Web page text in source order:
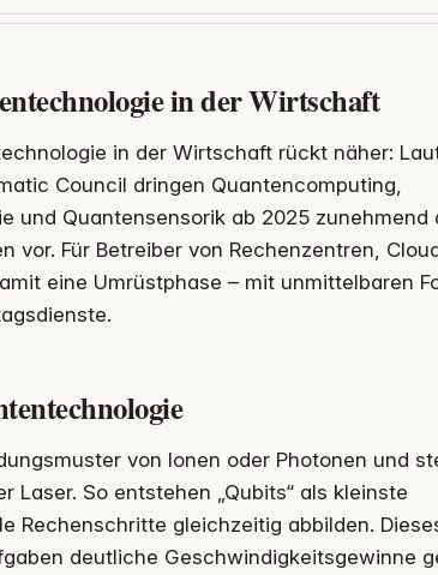
in der Wirtschaft
in der Wirtschaft rückt näher:
Council dringen Quantencomputing,
und Quantensensorik ab 2025 zunehmend
vor. Für Betreiber von Rechenzentren,
eine Umrüstphase – mit unmittelbaren
von Ionen oder Photonen und
Laser. So entstehen „Qubits“ als kleinste
Rechenschritte gleichzeitig abbilden.
deutliche Geschwindigkeitsgewinne